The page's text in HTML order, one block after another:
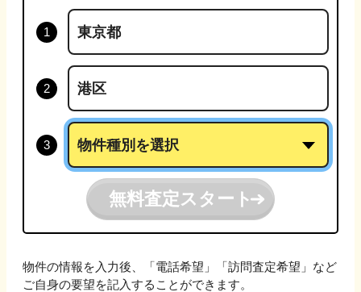
無料査定スタート
物件の情報を入力後、「電話希望」「訪問査定希望」など
ご自身の要望を記入することができます。